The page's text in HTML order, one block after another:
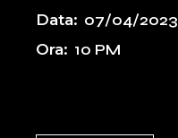
Data: 07/04/2023
Ora: 10 PM